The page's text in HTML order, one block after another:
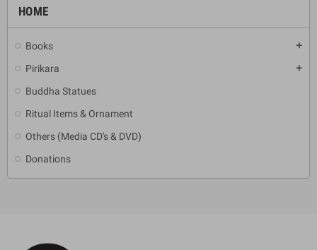
HOME
Books add
Pirikara add
Buddha Statues
Ritual Items & Ornament
Others (Media CD's & DVD)
Donations